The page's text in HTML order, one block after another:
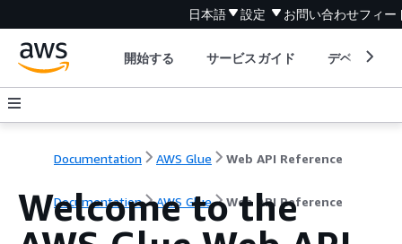
日本語 設定 お問い合わせフィー
開始する サービスガイド デベロッパ
Documentation AWS Glue Web API Reference
Documentation AWS Glue Web API Reference
Welcome to the